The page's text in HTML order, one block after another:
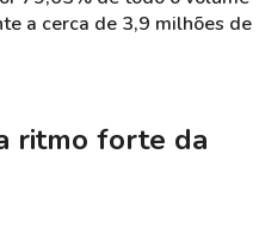
a cerca de 3,9 milhões de
ritmo forte da